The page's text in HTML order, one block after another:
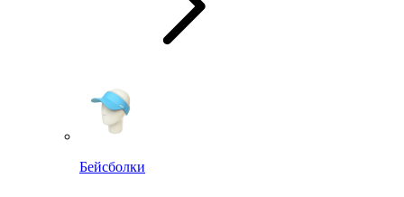
Бейсболки